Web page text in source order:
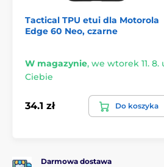
Wycięcie na aparat fotograficzny
Można rozmawiać przez
zamkniętym
Przegródki np. na karty
Ekologiczne opakowanie z
Tactical TPU etui dla Motorola
Edge 60 Neo, czarne
W magazynie, we wtorek 11. 8.
Ciebie
34.1 zł Do koszyka
Darmowa dostawa